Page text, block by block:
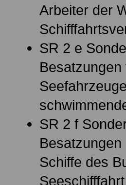
Arbeiter der
SR 2 e
SR 2 f
Schiffe des